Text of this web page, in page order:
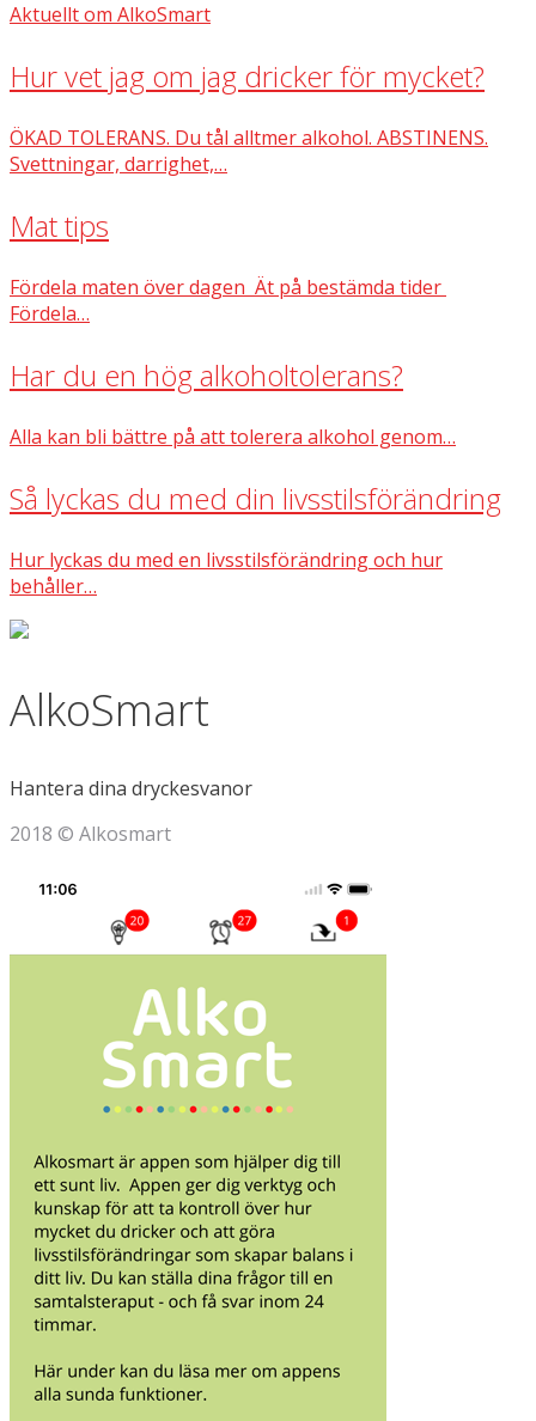
Aktuellt om AlkoSmart
Hur vet jag om jag dricker för mycket?
ÖKAD TOLERANS. Du tål alltmer alkohol. ABSTINENS.
Svettningar, darrighet,…
Mat tips
Fördela maten över dagen Ät på bestämda tider
Fördela…
Har du en hög alkoholtolerans?
Alla kan bli bättre på att tolerera alkohol genom…
Så lyckas du med din livsstilsförändring
Hur lyckas du med en livsstilsförändring och hur
behåller…
AlkoSmart
Hantera dina dryckesvanor
2018 © Alkosmart